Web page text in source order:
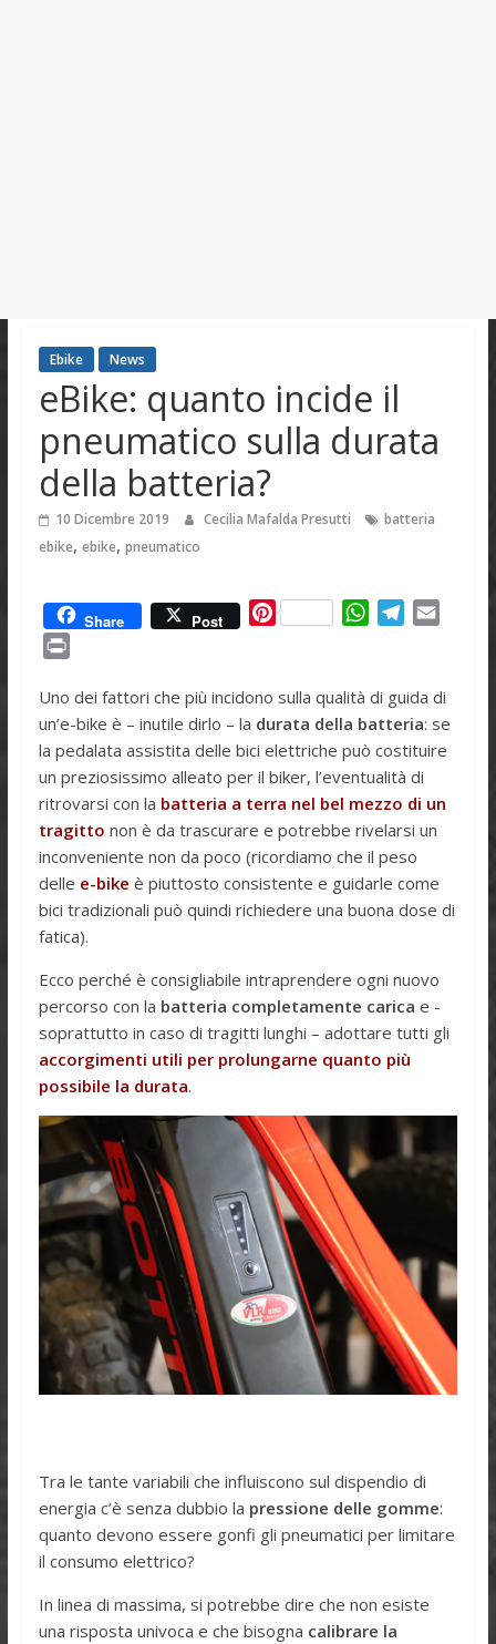
Ebike News
eBike: quanto incide il
pneumatico sulla durata
della batteria?
10 Dicembre 2019 Cecilia Mafalda Presutti
batteria
ebike, ebike, pneumatico
Share Post
P
t
e
r
e
s
t
W
t
s
A
p
p
e
g
r
a
m
i
l
n
t
Uno dei fattori che più incidono sulla qualità di guida di
un’e-bike è – inutile dirlo – la durata della batteria: se
la pedalata assistita delle bici elettriche può costituire
un preziosissimo alleato per il biker, l’eventualità di
ritrovarsi con la batteria a terra nel bel mezzo di un
tragitto non è da trascurare e potrebbe rivelarsi un
inconveniente non da poco (ricordiamo che il peso
delle e-bike è piuttosto consistente e guidarle come
bici tradizionali può quindi richiedere una buona dose di
fatica).
Ecco perché è consigliabile intraprendere ogni nuovo
percorso con la batteria completamente carica e -
soprattutto in caso di tragitti lunghi – adottare tutti gli
accorgimenti utili per prolungarne quanto più
possibile la durata.
Tra le tante variabili che influiscono sul dispendio di
energia c’è senza dubbio la pressione delle gomme:
quanto devono essere gonfi gli pneumatici per limitare
il consumo elettrico?
In linea di massima, si potrebbe dire che non esiste
una risposta univoca e che bisogna calibrare la